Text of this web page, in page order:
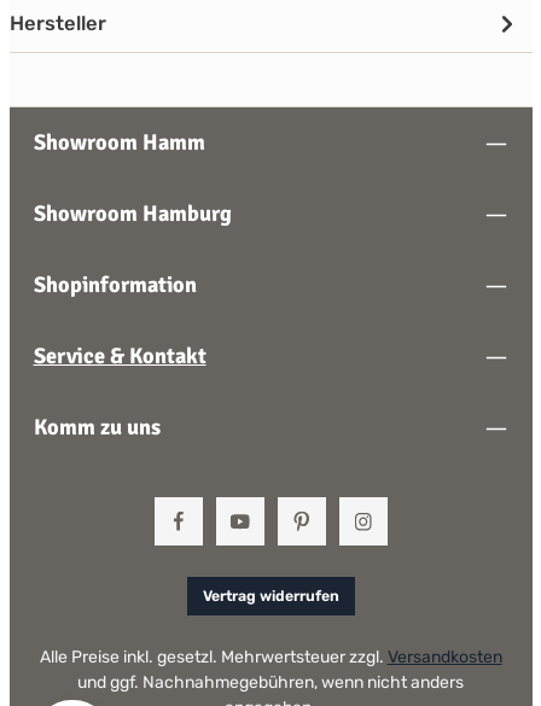
Hersteller
Showroom Hamm
Showroom Hamburg
Shopinformation
Service & Kontakt
Komm zu uns
Vertrag widerrufen
Alle Preise inkl. gesetzl. Mehrwertsteuer zzgl. Versandkosten
und ggf. Nachnahmegebühren, wenn nicht anders